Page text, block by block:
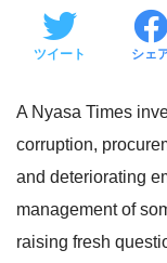
ツイート シェ
A Nyasa Times
corruption,
and deteriorating
management of
raising fresh